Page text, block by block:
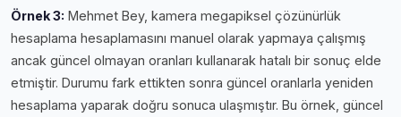
Örnek 3: Mehmet Bey, kamera megapiksel çözünürlük
hesaplama hesaplamasını manuel olarak yapmaya çalışmış
ancak güncel olmayan oranları kullanarak hatalı bir sonuç elde
etmiştir. Durumu fark ettikten sonra güncel oranlarla yeniden
hesaplama yaparak doğru sonuca ulaşmıştır. Bu örnek, güncel